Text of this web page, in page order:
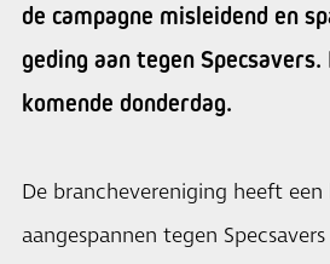
de campagne misleidend en
geding aan tegen
komende donderdag.
De branchevereniging heeft
aangespannen tegen